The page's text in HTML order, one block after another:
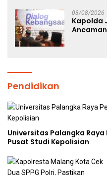
Sentosa
03/08/2026
Kapolda
Pendidikan
Universitas Palangka Raya
Pusat Studi Kepolisian